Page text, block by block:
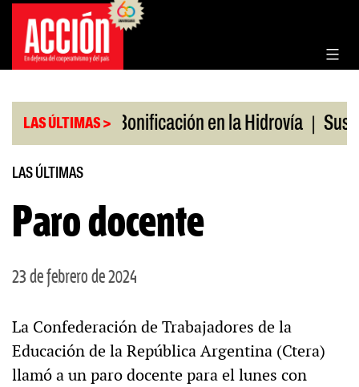
Saltar
contenido
LAS ÚLTIMAS >
en julio | Bonificación en la Hidrovía |
LAS ÚLTIMAS
Paro docente
23 de febrero de 2024
La Confederación de Trabajadores de la
Educación de la República Argentina (Ctera)
llamó a un paro docente para el lunes con